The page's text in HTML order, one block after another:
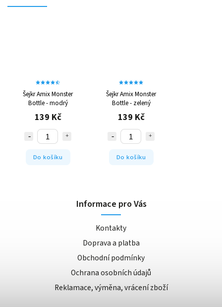
Šejkr Amix Monster
Bottle - modrý
139 Kč
Do košíku
Šejkr Amix Monster
Bottle - zelený
139 Kč
Do košíku
Informace pro Vás
Kontakty
Doprava a platba
Obchodní podmínky
Ochrana osobních údajů
Reklamace, výměna, vrácení zboží